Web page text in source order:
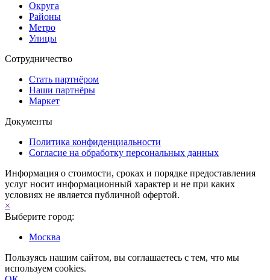
Округа
Районы
Метро
Улицы
Сотрудничество
Стать партнёром
Наши партнёры
Маркет
Документы
Политика конфиденциальности
Согласие на обработку персональных данных
Информация о стоимости, сроках и порядке предоставления
услуг носит информационный характер и не при каких
условиях не является публичной офертой.
×
Выберите город:
Москва
Пользуясь нашим сайтом, вы соглашаетесь с тем, что мы
используем cookies.